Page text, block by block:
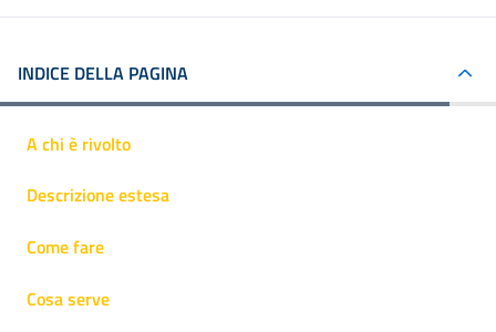
INDICE DELLA PAGINA
A chi è rivolto
Descrizione estesa
Come fare
Cosa serve